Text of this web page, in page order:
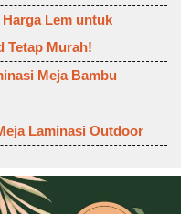
Lem untuk
Tetap Murah!
Meja Bambu
Laminasi Outdoor